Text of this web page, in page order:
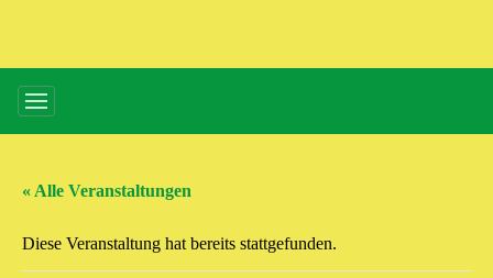
« Alle Veranstaltungen
Diese Veranstaltung hat bereits stattgefunden.